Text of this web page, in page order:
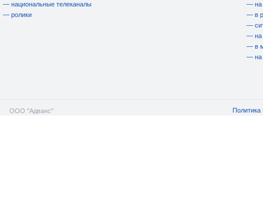
— национальные телеканалы
— ролики
— на
— в
—
— на
— в
— на
ООО "Адванс" Политика